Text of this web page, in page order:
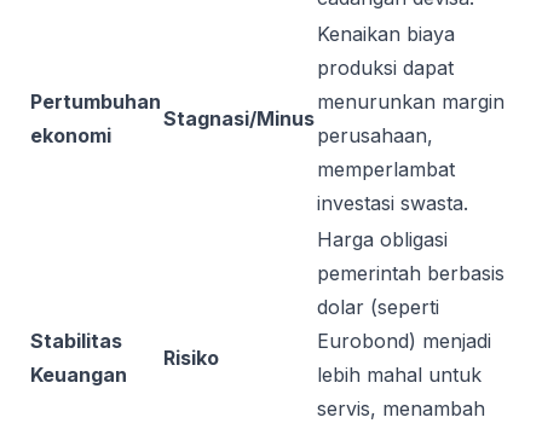
Pertumbuhan
ekonomi
Stagnasi/Minus
Kenaikan biaya
produksi dapat
menurunkan margin
perusahaan,
memperlambat
investasi swasta.
Stabilitas
Keuangan
Risiko
Harga obligasi
pemerintah berbasis
dolar (seperti
Eurobond) menjadi
lebih mahal untuk
servis, menambah